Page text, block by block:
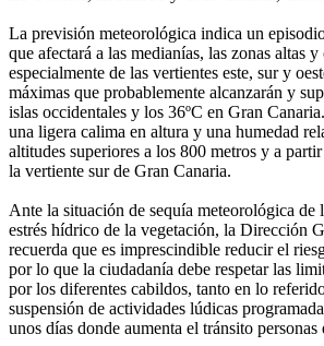
La previsión meteorológica indica un
que afectará a las medianías, las zonas altas y
especialmente de las vertientes este, sur y
máximas que probablemente alcanzarán y
islas occidentales y los 36ºC en Gran
una ligera calima en altura y una humedad
altitudes superiores a los 800 metros y a
la vertiente sur de Gran Canaria.
Ante la situación de sequía meteorológica de
estrés hídrico de la vegetación, la Dirección
recuerda que es imprescindible reducir el
por lo que la ciudadanía debe respetar las
por los diferentes cabildos, tanto en lo
suspensión de actividades lúdicas
unos días donde aumenta el tránsito personas